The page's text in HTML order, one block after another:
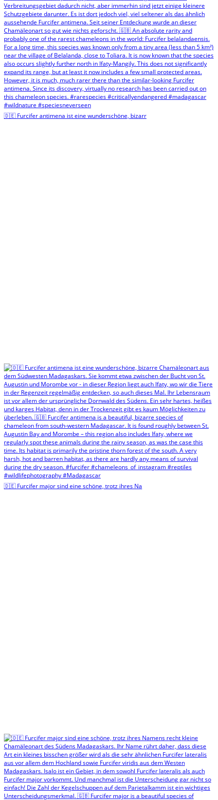
🇩🇪 Furcifer antimena ist eine wunderschöne, bizarr
🇩🇪 Furcifer major sind eine schöne, trotz ihres Na